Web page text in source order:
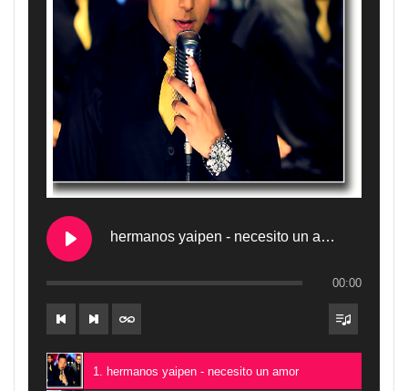
hermanos yaipen - necesito un amor
00:00
1. hermanos yaipen - necesito un amor